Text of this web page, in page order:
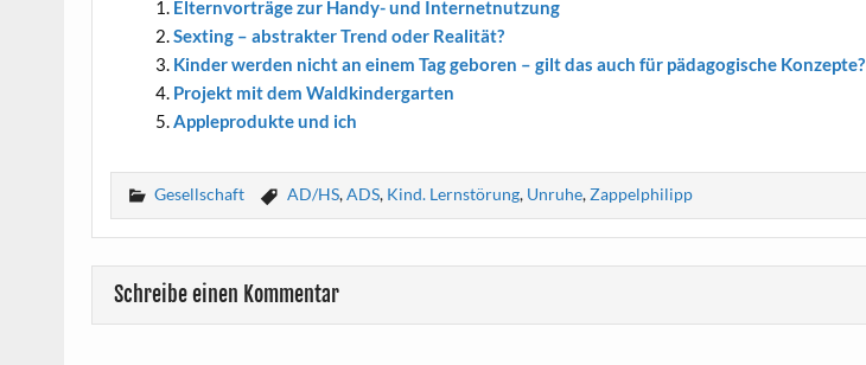
Eltern­vor­trä­ge zur Han­dy- und Internetnutzung
Sex­ting – abs­trak­ter Trend oder Realität?
Kin­der wer­den nicht an einem Tag gebo­ren – gilt das auch für päd­ago­gi­sche Konzepte?
Pro­jekt mit dem Waldkindergarten
App­le­pro­duk­te und ich
Gesellschaft AD/HS,ADS, Kind. Lernstörung, Unruhe,Zappelphilipp
Schreibe einen Kommentar